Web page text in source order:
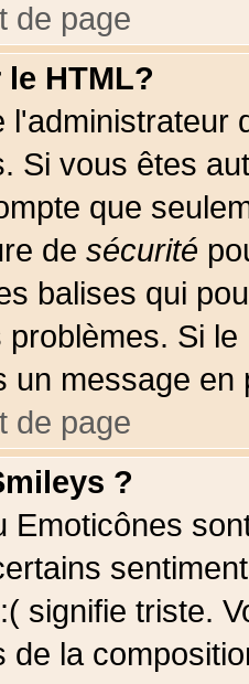
de page
HTML?
l'administrateur
Si vous êtes
que
de sécurité
balises qui
Si
un message
de page
?
Emoticônes
signifie triste.
de la